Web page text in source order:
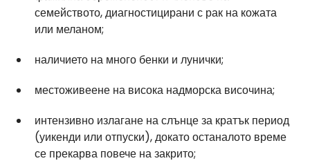
семейството, диагностицирани с рак на кожата
или меланом;
наличието на много бенки и лунички;
местоживеене на висока надморска височина;
интензивно излагане на слънце за кратък период
(уикенди или отпуски), докато останалото време
се прекарва повече на закрито;